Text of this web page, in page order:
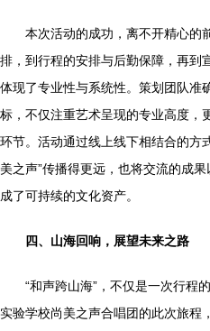
本次活动的成功，离不开精心的
排，到行程的安排与后勤保障，再到
体现了专业性与系统性。策划团队准
标，不仅注重艺术呈现的专业高度，
环节。活动通过线上线下相结合的方
美之声”传播得更远，也将交流的成
成了可持续的文化资产。
四、山海回响，展望未来之路
“和声跨山海”，不仅是一次行程
实验学校尚美之声合唱团的此次旅程